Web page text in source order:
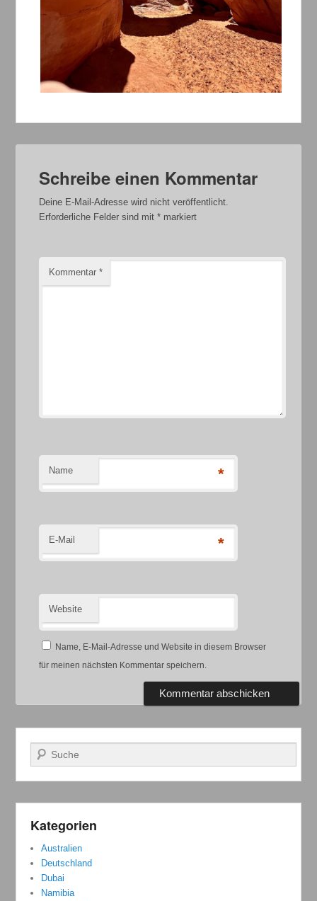
Schreibe einen Kommentar
Deine E-Mail-Adresse wird nicht veröffentlicht.
Erforderliche Felder sind mit* markiert
Kommentar*
Name *
E-Mail *
Website
Name, E-Mail-Adresse und Website in diesem Browser
für meinen nächsten Kommentar speichern.
Suchen
Kategorien
Australien
Deutschland
Dubai
Namibia